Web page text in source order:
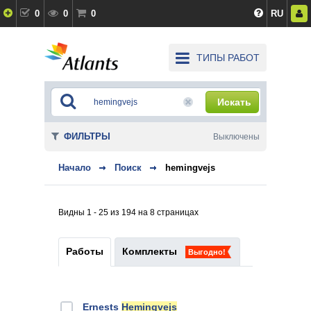
0 0 0 RU
ТИПЫ РАБОТ
Искать
Начало Поиск hemingvejs
Видны 1 - 25 из 194 на 8 страницах
Работы Комплекты Выгодно!
Ernests Hemingvejs
ФИЛЬТРЫ Выключены